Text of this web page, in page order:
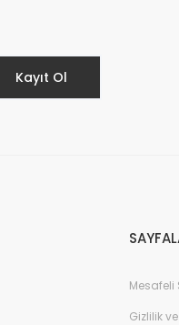
Kayıt Ol
Mesafeli
Gizlilik